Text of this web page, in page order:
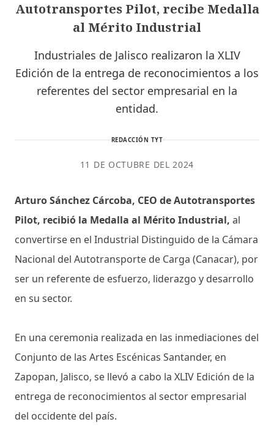
Autotransportes Pilot, recibe Medalla
al Mérito Industrial
Industriales de Jalisco realizaron la XLIV
Edición de la entrega de reconocimientos a los
referentes del sector empresarial en la
entidad.
REDACCIÓN TYT
11 DE OCTUBRE DEL 2024
Arturo Sánchez Cárcoba, CEO de Autotransportes
Pilot, recibió la Medalla al Mérito Industrial, al
convertirse en el Industrial Distinguido de la Cámara
Nacional del Autotransporte de Carga (Canacar), por
ser un referente de esfuerzo, liderazgo y desarrollo
en su sector.
En una ceremonia realizada en las inmediaciones del
Conjunto de las Artes Escénicas Santander, en
Zapopan, Jalisco, se llevó a cabo la XLIV Edición de la
entrega de reconocimientos al sector empresarial
del occidente del país.